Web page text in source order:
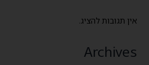
אין תגובות להציג.
Archives